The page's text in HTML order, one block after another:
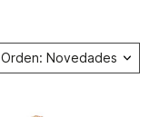
Orden: Novedades